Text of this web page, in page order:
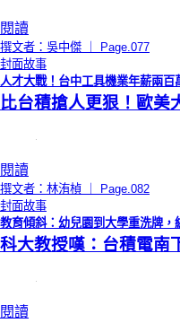
閱讀
撰文者：吳中傑 ｜ Page.077
封面故事
人才大戰！台中工具機業年薪兩百
比台積搶人更狠！歐美
閱讀
撰文者：林洧楨 ｜ Page.082
封面故事
教育傾斜：幼兒園到大學重洗牌，
科大教授嘆：台積電南
閱讀